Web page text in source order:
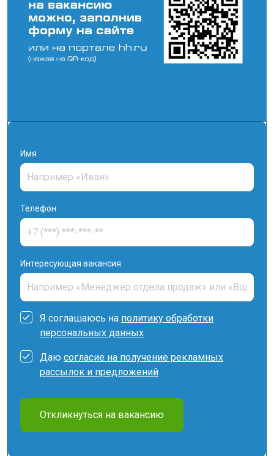
Имя
Телефон
Интересующая вакансия
Я соглашаюсь на политику обработки
персональных данных
Даю согласие на получение рекламных
рассылок и предложений
Откликнуться на вакансию